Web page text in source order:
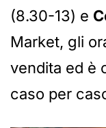
(8.30-13) e
Market, gli
vendita ed è
caso per